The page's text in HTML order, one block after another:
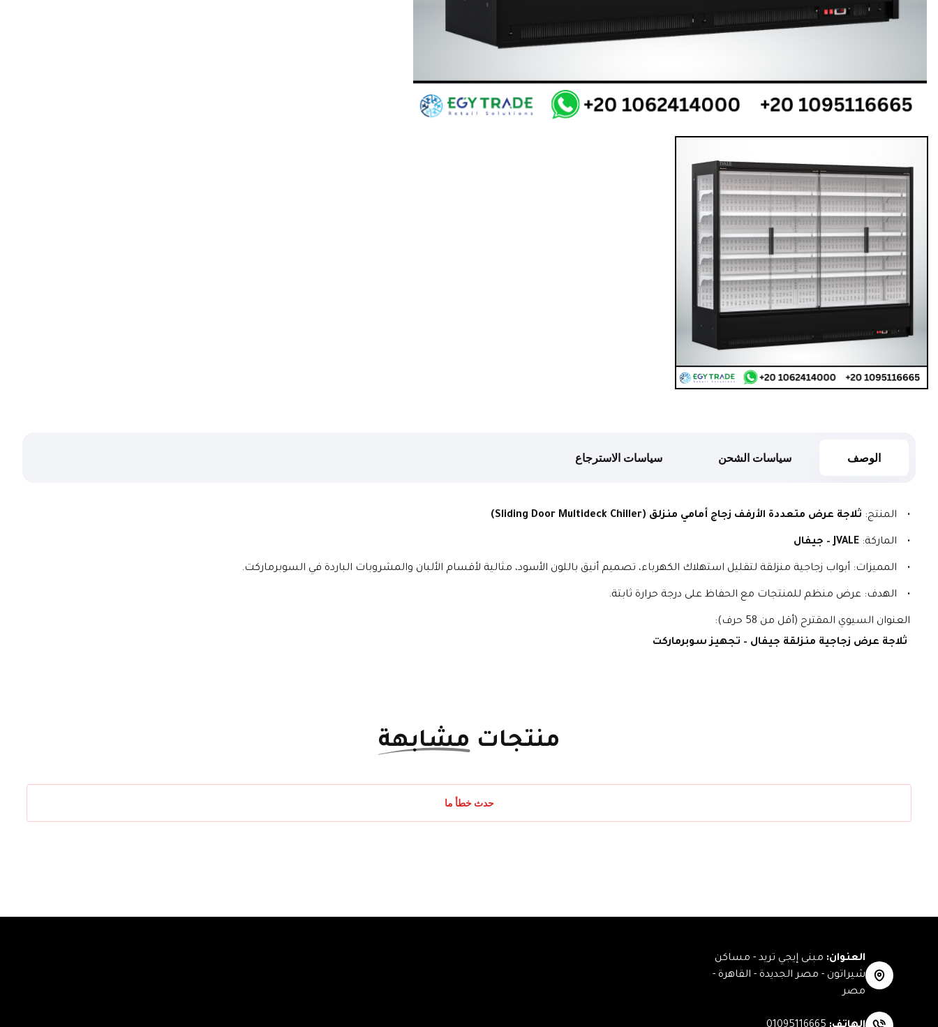
الوصف سياسات الشحن سياسات الاسترجاع
المنتج: ثلاجة عرض متعددة الأرفف زجاج أمامي منزلق (Sliding Door Multideck Chiller)
الماركة: JVALE – جيفال
المميزات: أبواب زجاجية منزلقة لتقليل استهلاك الكهرباء، تصميم أنيق باللون الأسود، مثالية لأقسام الألبان والمشروبات الباردة في السوبرماركت.
الهدف: عرض منظم للمنتجات مع الحفاظ على درجة حرارة ثابتة.
العنوان السيوي المقترح (أقل من 58 حرف):
ثلاجة عرض زجاجية منزلقة جيفال – تجهيز سوبرماركت
منتجات مشابهة
حدث خطأ ما
العنوان: مبنى إيجي تريد - مساكن
شيراتون - مصر الجديدة - القاهرة -
مصر